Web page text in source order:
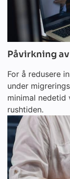
Påvirkning
For å redusere
under
minimal nedetid
rushtiden.